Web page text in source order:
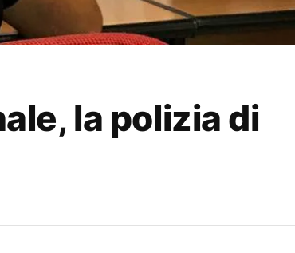
la polizia di